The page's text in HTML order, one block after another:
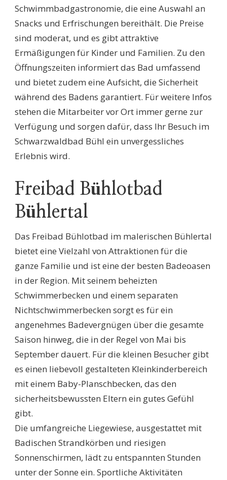
Schwimmbadgastronomie, die eine Auswahl an
Snacks und Erfrischungen bereithält. Die Preise
sind moderat, und es gibt attraktive
Ermäßigungen für Kinder und Familien. Zu den
Öffnungszeiten informiert das Bad umfassend
und bietet zudem eine Aufsicht, die Sicherheit
während des Badens garantiert. Für weitere Infos
stehen die Mitarbeiter vor Ort immer gerne zur
Verfügung und sorgen dafür, dass Ihr Besuch im
Schwarzwaldbad Bühl ein unvergessliches
Erlebnis wird.
Freibad Bühlotbad
Bühlertal
Das Freibad Bühlotbad im malerischen Bühlertal
bietet eine Vielzahl von Attraktionen für die
ganze Familie und ist eine der besten Badeoasen
in der Region. Mit seinem beheizten
Schwimmerbecken und einem separaten
Nichtschwimmerbecken sorgt es für ein
angenehmes Badevergnügen über die gesamte
Saison hinweg, die in der Regel von Mai bis
September dauert. Für die kleinen Besucher gibt
es einen liebevoll gestalteten Kleinkinderbereich
mit einem Baby-Planschbecken, das den
sicherheitsbewussten Eltern ein gutes Gefühl
gibt.
Die umfangreiche Liegewiese, ausgestattet mit
Badischen Strandkörben und riesigen
Sonnenschirmen, lädt zu entspannten Stunden
unter der Sonne ein. Sportliche Aktivitäten